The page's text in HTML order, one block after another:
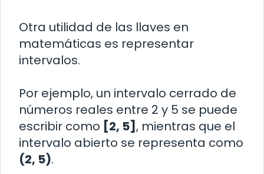
Otra utilidad de las llaves en
matemáticas es representar
intervalos.
Por ejemplo, un intervalo cerrado de
números reales entre 2 y 5 se puede
escribir como [2, 5] , mientras que el
intervalo abierto se representa como
(2, 5).